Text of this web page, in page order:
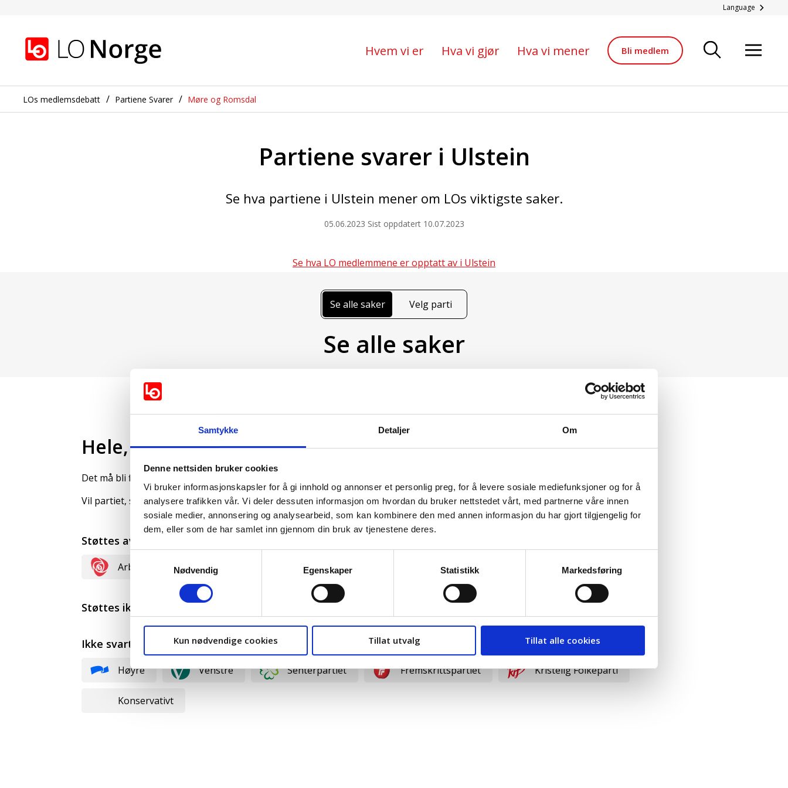
Samtykke Detaljer Om
Denne nettsiden bruker cookies
Vi bruker informasjonskapsler for å gi innhold og annonser et personlig preg, for å levere sosiale mediefunksjoner og for å
analysere trafikken vår. Vi deler dessuten informasjon om hvordan du bruker nettstedet vårt, med partnerne våre innen
sosiale medier, annonsering og analysearbeid, som kan kombinere den med annen informasjon du har gjort tilgjengelig for
dem, eller som de har samlet inn gjennom din bruk av tjenestene deres.
Nødvendig
Egenskaper Statistikk Markedsføring
Kun nødvendige cookies Tillat utvalg Tillat alle cookies
Language
Hvem vi er Hva vi gjør Hva vi mener Bli medlem
LOs medlemsdebatt Partiene Svarer Møre og Romsdal
Partiene svarer i Ulstein
Se hva partiene i Ulstein mener om LOs viktigste saker.
05.06.2023 Sist oppdatert 10.07.2023
Se hva LO medlemmene er opptatt av i Ulstein
Se alle saker Velg parti
Se alle saker
Hele, faste stillinger
Det må bli flere faste, hele stillinger i kommunen.
Vil partiet, sammen med de tillitsvalgte, utforme en helhetlig plan for å øke andelen hele, faste stillinger i kommunen?
Støttes av:
Arbeiderpartiet Sosialistisk Venstreparti Industri- og Næringspartiet
Støttes ikke av:
Ikke svart:
Høyre Venstre Senterpartiet Fremskrittspartiet Kristelig Folkeparti
Konservativt